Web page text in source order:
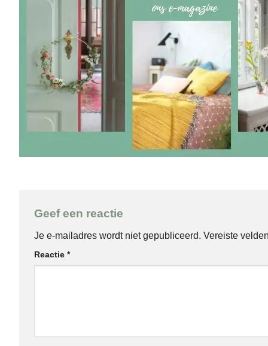
Geef een reactie
Je e-mailadres wordt niet gepubliceerd. Vereiste
Reactie *